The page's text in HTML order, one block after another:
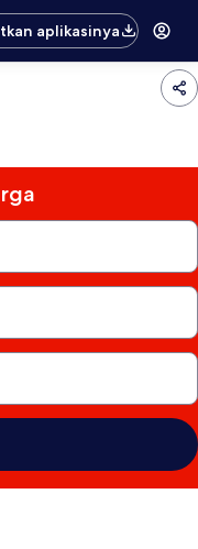
aplikasinya